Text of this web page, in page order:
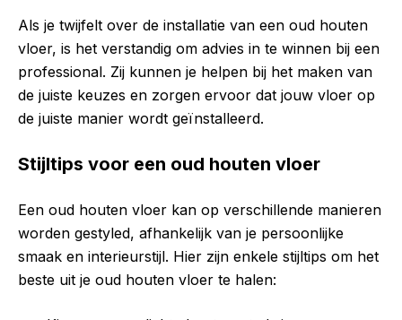
Als je twijfelt over de installatie van een oud houten
vloer, is het verstandig om advies in te winnen bij een
professional. Zij kunnen je helpen bij het maken van
de juiste keuzes en zorgen ervoor dat jouw vloer op
de juiste manier wordt geïnstalleerd.
Stijltips voor een oud houten vloer
Een oud houten vloer kan op verschillende manieren
worden gestyled, afhankelijk van je persoonlijke
smaak en interieurstijl. Hier zijn enkele stijltips om het
beste uit je oud houten vloer te halen: